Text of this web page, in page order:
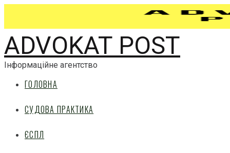
ADVOKAT POST
Інформаційне агентство
ГОЛОВНА
СУДОВА ПРАКТИКА
ЄСПЛ